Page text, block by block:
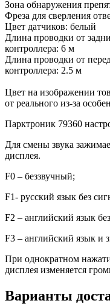
Зона обнаружения
Фреза для сверления
Цвет датчиков: белый
Длина проводки от
контроллера: 6 м
Длина проводки от
контроллера: 2.5 м
Цвет на изображении
от реального из-за
Парктроник 79360
Для смены звука
дисплея.
F0 – беззвучный;
F1- русский язык без
F2 – английский язык
F3 – английский язык и
При однократном
дисплея изменяется
Варианты